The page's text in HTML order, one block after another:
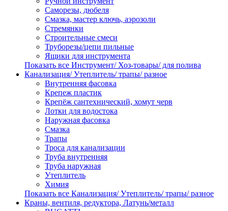
Саморезы, дюбеля
Смазка, мастер ключь, аэрозоли
Стремянки
Строительные смеси
Труборезы/цепи пильные
Ящики для инструмента
Показать все Инструмент/ Хоз-товары/ для полива
Канализация/ Утеплитель/ трапы/ разное
Внутренняя фасовка
Крепеж пластик
Крепёж сантехнический, хомут черв
Лотки для водостока
Наружная фасовка
Смазка
Трапы
Троса для канализации
Труба внутренняя
Труба наружная
Утеплитель
Химия
Показать все Канализация/ Утеплитель/ трапы/ разное
Краны, вентиля, редуктора, Латунь/металл